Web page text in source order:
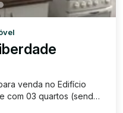
venda no Edifício
com 03 quartos (sendo